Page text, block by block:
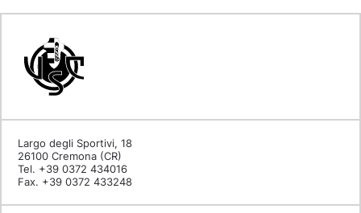
Largo degli Sportivi, 18
26100 Cremona (CR)
Tel. +39 0372 434016
Fax. +39 0372 433248